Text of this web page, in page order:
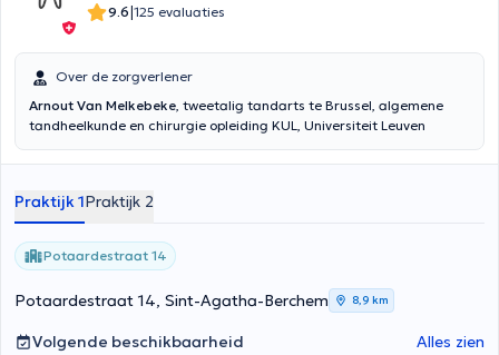
9.6|125 evaluaties
Over de zorgverlener
Arnout Van Melkebeke, tweetalig tandarts te Brussel, algemene
tandheelkunde en chirurgie opleiding KUL, Universiteit Leuven
Praktijk 1Praktijk 2
Potaardestraat 14
Potaardestraat 14, Sint-Agatha-Berchem 8,9 km
Volgende beschikbaarheid Alles zien